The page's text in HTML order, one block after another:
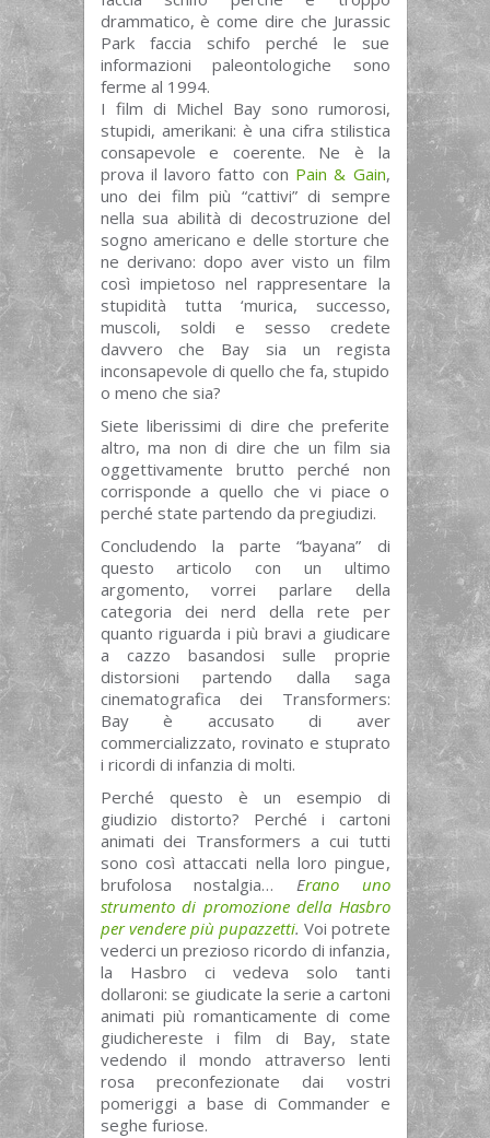
drammatico, è come dire che Jurassic
Park faccia schifo perché le sue
informazioni paleontologiche sono
ferme al 1994.
I film di Michel Bay sono rumorosi,
stupidi, amerikani: è una cifra stilistica
consapevole e coerente. Ne è la
prova il lavoro fatto con Pain & Gain,
uno dei film più “cattivi” di sempre
nella sua abilità di decostruzione del
sogno americano e delle storture che
ne derivano: dopo aver visto un film
così impietoso nel rappresentare la
stupidità tutta ‘murica, successo,
muscoli, soldi e sesso credete
davvero che Bay sia un regista
inconsapevole di quello che fa, stupido
o meno che sia?
Siete liberissimi di dire che preferite
altro, ma non di dire che un film sia
oggettivamente brutto perché non
corrisponde a quello che vi piace o
perché state partendo da pregiudizi.
Concludendo la parte “bayana” di
questo articolo con un ultimo
argomento, vorrei parlare della
categoria dei nerd della rete per
quanto riguarda i più bravi a giudicare
a cazzo basandosi sulle proprie
distorsioni partendo dalla saga
cinematografica dei Transformers:
Bay è accusato di aver
commercializzato, rovinato e stuprato
i ricordi di infanzia di molti.
Perché questo è un esempio di
giudizio distorto? Perché i cartoni
animati dei Transformers a cui tutti
sono così attaccati nella loro pingue,
brufolosa nostalgia… Erano uno
strumento di promozione della Hasbro
per vendere più pupazzetti. Voi potrete
vederci un prezioso ricordo di infanzia,
la Hasbro ci vedeva solo tanti
dollaroni: se giudicate la serie a cartoni
animati più romanticamente di come
giudichereste i film di Bay, state
vedendo il mondo attraverso lenti
rosa preconfezionate dai vostri
pomeriggi a base di Commander e
seghe furiose.